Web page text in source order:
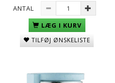
ANTAL
LÆG I KURV
TILFØJ ØNSKELISTE